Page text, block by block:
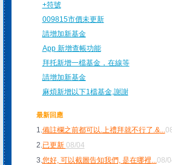
+符號
009815市價未更新
請增加新基金
App 新增查帳功能
拜托新增一檔基金，在線等
請增加新基金
麻煩新增以下1檔基金,謝謝
最新回應
1.備註欄之前都可以.上禮拜就不行了.&...
2.已更新 08/04
3.您好, 可以截圖告知我們, 是在哪裡...08/